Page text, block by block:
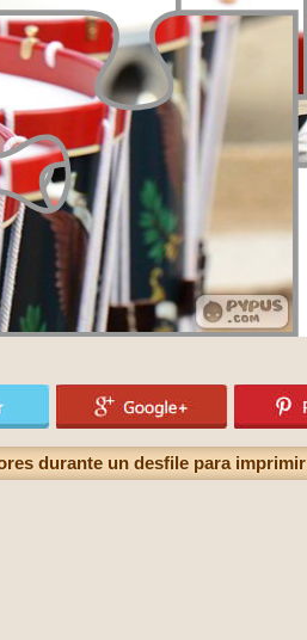
durante un desfile para imprimir